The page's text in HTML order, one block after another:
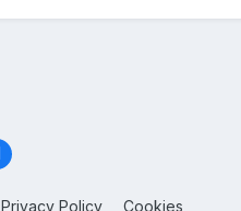
Privacy Policy Cookies